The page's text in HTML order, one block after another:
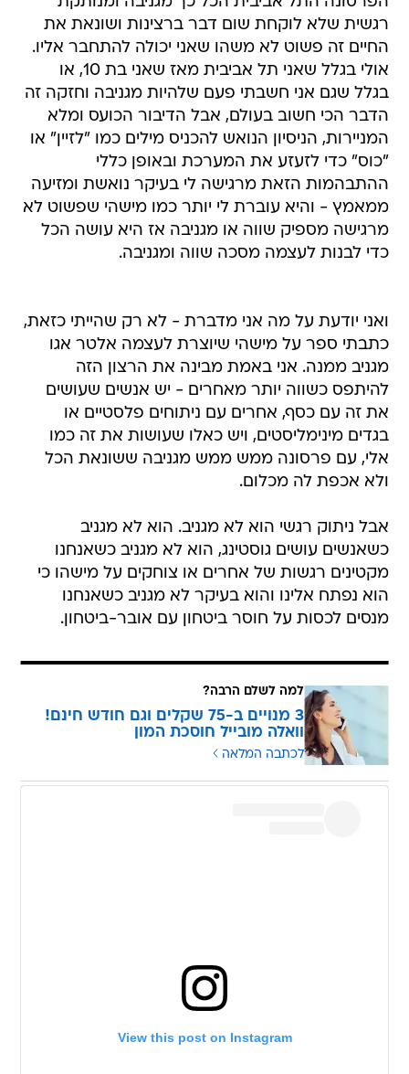
רגשית שלא לוקחת שום דבר ברצינות ושונאת את
החיים זה פשוט לא משהו שאני יכולה להתחבר אליו.
אולי בגלל שאני תל אביבית מאז שאני בת 10, או
בגלל שגם אני חשבתי פעם שלהיות מגניבה וחזקה זה
הדבר הכי חשוב בעולם, אבל הדיבור הכועס ומלא
המניירות, הניסיון הנואש להכניס מילים כמו "לזיין" או
"כוס" כדי לזעזע את המערכת ובאופן כללי
ההתבהמות הזאת מרגישה לי בעיקר נואשת ומזיעה
ממאמץ - והיא עוברת לי יותר כמו מישהי שפשוט לא
מרגישה מספיק שווה או מגניבה אז היא עושה הכל
כדי לבנות לעצמה מסכה שווה ומגניבה.
ואני יודעת על מה אני מדברת - לא רק שהייתי כזאת,
כתבתי ספר על מישהי שיוצרת לעצמה אלטר אגו
מגניב ממנה. אני באמת מבינה את הרצון הזה
להיתפס כשווה יותר מאחרים - יש אנשים שעושים
את זה עם כסף, אחרים עם ניתוחים פלסטיים או
בגדים מינימליסטים, ויש כאלו שעושות את זה כמו
אלי, עם פרסונה ממש ממש מגניבה ששונאת הכל
ולא אכפת לה מכלום.
אבל ניתוק רגשי הוא לא מגניב. הוא לא מגניב
כשאנשים עושים גוסטינג, הוא לא מגניב כשאנחנו
מקטינים רגשות של אחרים או צוחקים על מישהו כי
הוא נפתח אלינו והוא בעיקר לא מגניב כשאנחנו
מנסים לכסות על חוסר ביטחון עם אובר-ביטחון.
למה לשלם הרבה?
3 מנויים ב-75 שקלים וגם חודש חינם!
וואלה מובייל חוסכת המון
לכתבה המלאה
View this post on Instagram